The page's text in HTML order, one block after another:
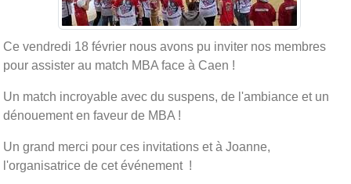
Ce vendredi 18 février nous avons pu inviter nos membres
pour assister au match MBA face à Caen !
Un match incroyable avec du suspens, de l'ambiance et un
dénouement en faveur de MBA !
Un grand merci pour ces invitations et à Joanne,
l'organisatrice de cet événement !